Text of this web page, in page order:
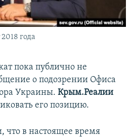
года
пока публично не
о подозрении Офиса
Украины. Крым.Реалии
его позицию.
что в настоящее время